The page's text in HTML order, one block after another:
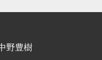
野豊樹